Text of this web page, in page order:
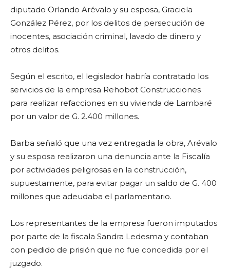
diputado Orlando Arévalo y su esposa, Graciela
González Pérez, por los delitos de persecución de
inocentes, asociación criminal, lavado de dinero y
otros delitos.
Según el escrito, el legislador habría contratado los
servicios de la empresa Rehobot Construcciones
para realizar refacciones en su vivienda de Lambaré
por un valor de G. 2.400 millones.
Barba señaló que una vez entregada la obra, Arévalo
y su esposa realizaron una denuncia ante la Fiscalía
por actividades peligrosas en la construcción,
supuestamente, para evitar pagar un saldo de G. 400
millones que adeudaba el parlamentario.
Los representantes de la empresa fueron imputados
por parte de la fiscala Sandra Ledesma y contaban
con pedido de prisión que no fue concedida por el
juzgado.